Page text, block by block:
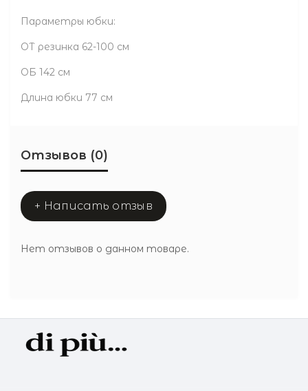
Параметры юбки:
ОТ резинка 62-100 см
ОБ 142 см
Длина юбки 77 см
Отзывов (0)
+ Написать отзыв
Нет отзывов о данном товаре.